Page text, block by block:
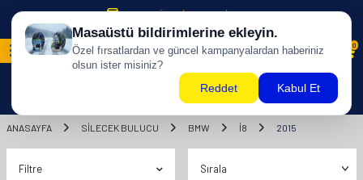
500 TL ÜZERİ KARGO BİZDEN !
0
ANASAYFA SILECEK BULUCU BMW I8 2015
Filtre